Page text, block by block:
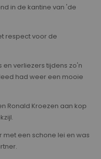
in de kantine van 'de
respect voor de
verliezers tijdens zo'n
had weer een mooie
Ronald Kroezen aan kop
een schone lei en was